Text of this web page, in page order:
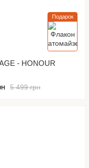
Подарок
- HONOUR
5 499 грн